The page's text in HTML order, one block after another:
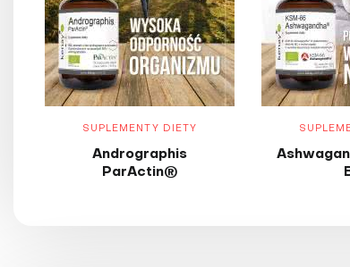
SUPLEMENTY DIETY
Andrographis
ParActin®